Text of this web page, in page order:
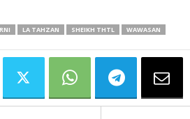
LA TAHZAN SHEIKH THTL WAWASAN